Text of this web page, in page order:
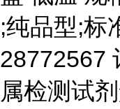
;纯品型;标
28772567
属检测试